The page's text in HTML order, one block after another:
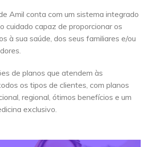
Amil conta com um sistema integrado
cuidado capaz de proporcionar os
à sua saúde, dos seus familiares e/ou
de planos que atendem às
os tipos de clientes, com planos
regional, ótimos benefícios e um
exclusivo.